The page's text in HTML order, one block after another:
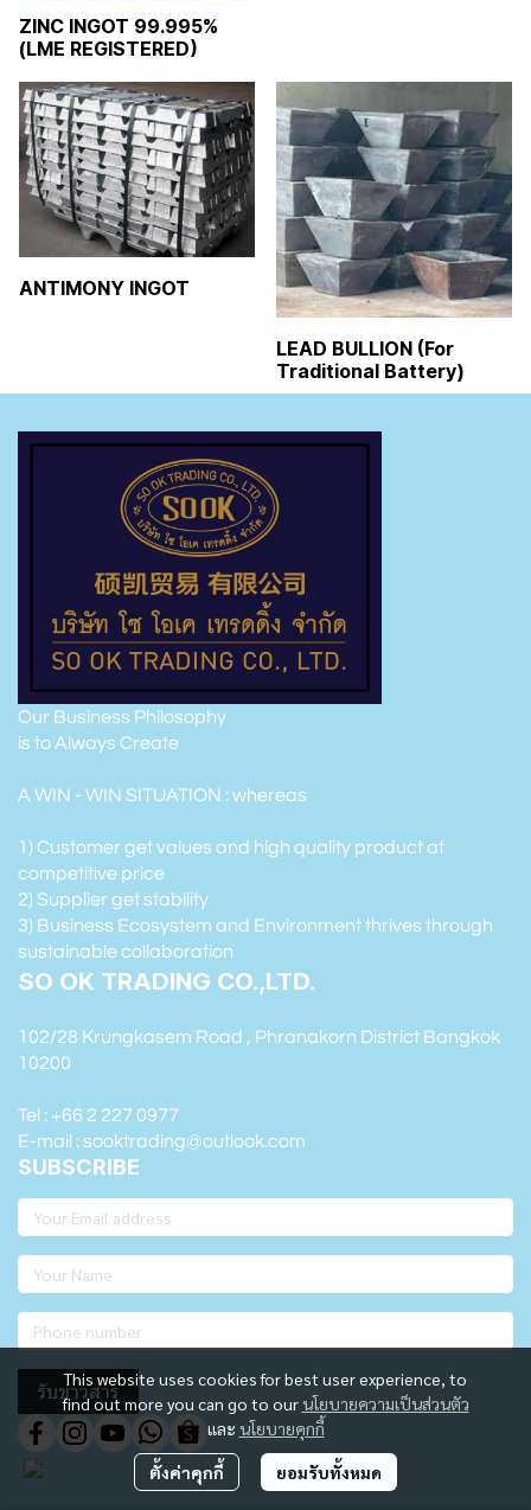
ZINC INGOT 99.995%
(LME REGISTERED)
ANTIMONY INGOT
LEAD BULLION (For
Traditional Battery)
This website uses cookies for best user experience, to
find out more you can go to our นโยบายความเป็นส่วนตัว
และ นโยบายคุกกี้
ตั้งค่าคุกกี้ ยอมรับทั้งหมด
Our Business Philosophy
is to Always Create
A WIN - WIN SITUATION : whereas
1) Customer get values and high quality product at
competitive price
2) Supplier get stability
3) Business Ecosystem and Environment thrives through
sustainable collaboration
SO OK TRADING CO.,LTD.
102/28 Krungkasem Road , Phranakorn District Bangkok
10200
Tel : +66 2 227 0977
E-mail : sooktrading@outlook.com
SUBSCRIBE
รับข่าวสาร